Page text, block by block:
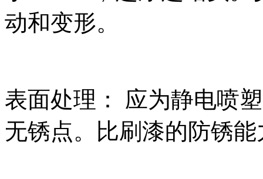
动和变形。
表面处理： 应为静电喷
无锈点。比刷漆的防锈